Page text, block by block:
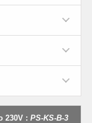
230V : PS-KS-B-3